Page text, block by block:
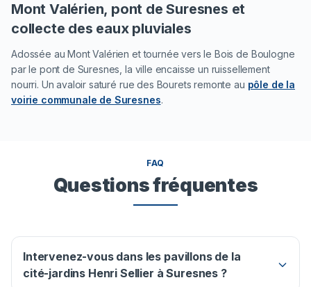
Mont Valérien, pont de Suresnes et
collecte des eaux pluviales
Adossée au Mont Valérien et tournée vers le Bois de Boulogne
par le pont de Suresnes, la ville encaisse un ruissellement
nourri. Un avaloir saturé rue des Bourets remonte au pôle de la
voirie communale de Suresnes.
FAQ
Questions fréquentes
Intervenez-vous dans les pavillons de la
cité-jardins Henri Sellier à Suresnes ?